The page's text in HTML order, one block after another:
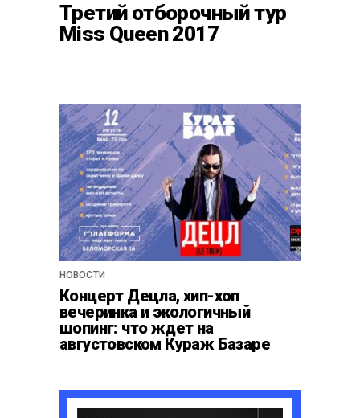
Третий отборочный тур
Miss Queen 2017
НОВОСТИ
Концерт Децла, хип-хоп
вечеринка и экологичный
шопинг: что ждет на
августовском Кураж Базаре